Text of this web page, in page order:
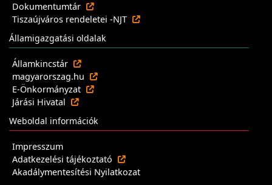
Dokumentumtár
Tiszaújváros rendeletei -NJT
Államigazgatási oldalak
Államkincstár
magyarorszag.hu
E-Önkormányzat
Járási Hivatal
Weboldal információk
Impresszum
Adatkezelési tájékoztató
Akadálymentesítési Nyilatkozat